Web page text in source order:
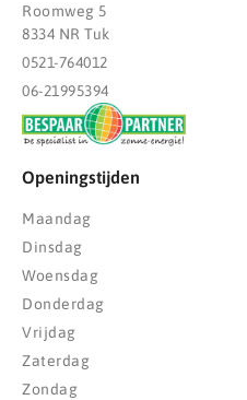
Roomweg 5
8334 NR Tuk
0521-764012
06-21995394
Openingstijden
Maandag
Dinsdag
Woensdag
Donderdag
Vrijdag
Zaterdag
Zondag